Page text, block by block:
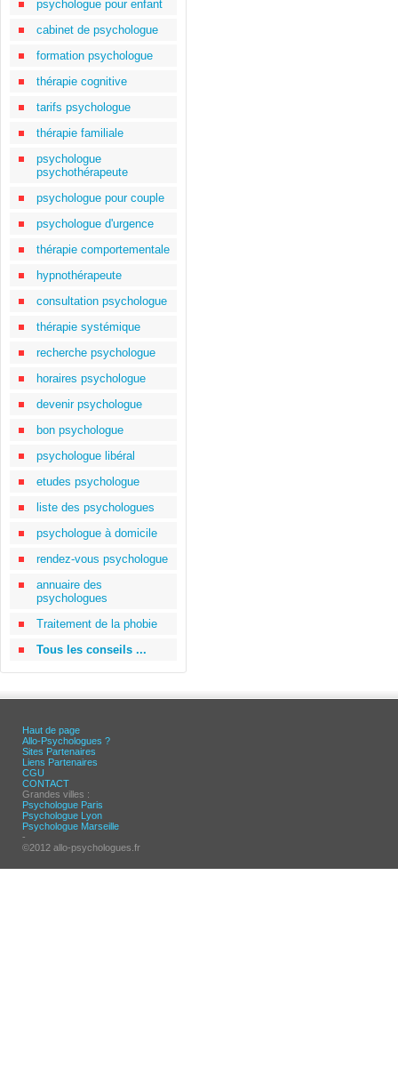
psychologue pour enfant
cabinet de psychologue
formation psychologue
thérapie cognitive
tarifs psychologue
thérapie familiale
psychologue
psychothérapeute
psychologue pour couple
psychologue d'urgence
thérapie comportementale
hypnothérapeute
consultation psychologue
thérapie systémique
recherche psychologue
horaires psychologue
devenir psychologue
bon psychologue
psychologue libéral
etudes psychologue
liste des psychologues
psychologue à domicile
rendez-vous psychologue
annuaire des
psychologues
Traitement de la phobie
Tous les conseils ...
Haut de page
Allo-Psychologues ?
Sites Partenaires
Liens Partenaires
CGU
CONTACT
Grandes villes :
Psychologue Paris
Psychologue Lyon
Psychologue Marseille
-
©2012 allo-psychologues.fr